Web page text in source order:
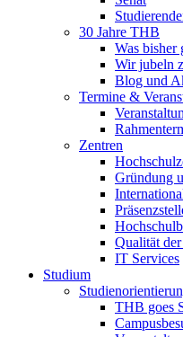
30 Jahre THB
Was bisher
Wir jubeln
Blog und
Termine &
Zentren
Gründung
Qualität
IT Services
Studium
THB goes